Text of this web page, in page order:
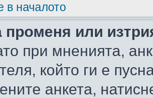
в началото
променя или
при мненията,
който ги е
анкета,